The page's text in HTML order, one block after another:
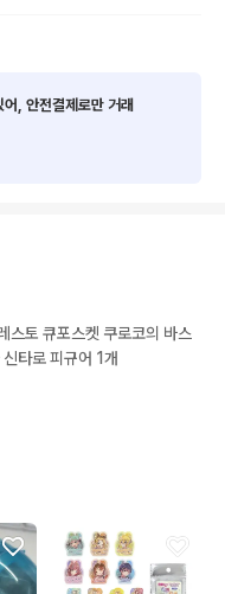
, 안전결제로만 거래
스토 큐포스켓 쿠로코의 바스
켓 카가미 미도리마 신타로 피규어 1개